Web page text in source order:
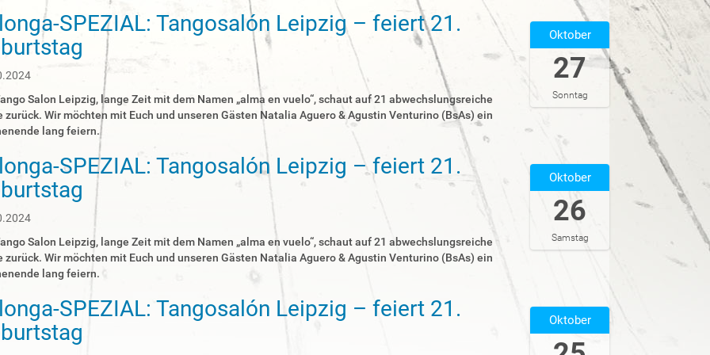
u
c
S
…
Oktober
27
Sonntag
SPEZIAL: Tangosalón Leipzig – feiert 21.
Salon Leipzig, lange Zeit mit dem Namen „alma en vuelo“, schaut auf 21 abwechslungsreiche
zurück. Wir möchten mit Euch und unseren Gästen Natalia Aguero & Agustin Venturino (BsAs) ein
lang feiern.
Oktober
26
Samstag
SPEZIAL: Tangosalón Leipzig – feiert 21.
Salon Leipzig, lange Zeit mit dem Namen „alma en vuelo“, schaut auf 21 abwechslungsreiche
zurück. Wir möchten mit Euch und unseren Gästen Natalia Aguero & Agustin Venturino (BsAs) ein
lang feiern.
Oktober
SPEZIAL: Tangosalón Leipzig – feiert 21.